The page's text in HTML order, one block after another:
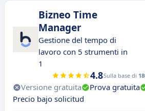
Bizneo Time
Manager
Gestione del tempo di
lavoro con 5 strumenti in
1
4.8Sulla base di
Versione gratuita Prova gratuita
Precio bajo solicitud